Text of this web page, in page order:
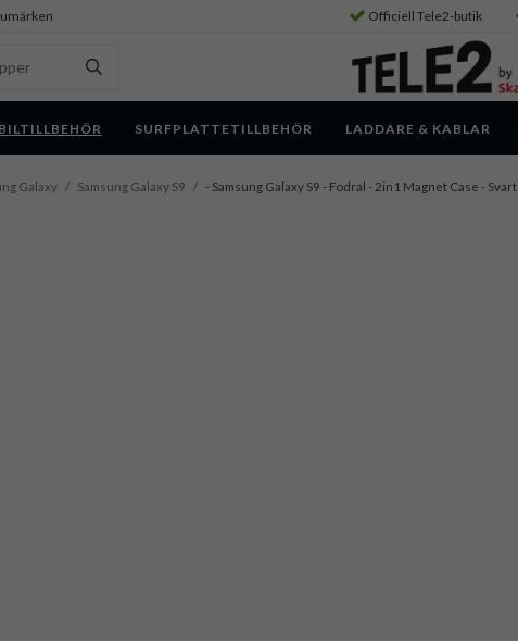
Officiell Tele2-butik
SURFPLATTETILLBEHÖR LADDARE & KABLAR
Galaxy / Samsung Galaxy S9 / - Samsung Galaxy S9 - Fodral - 2in1 Magnet Case - Svart